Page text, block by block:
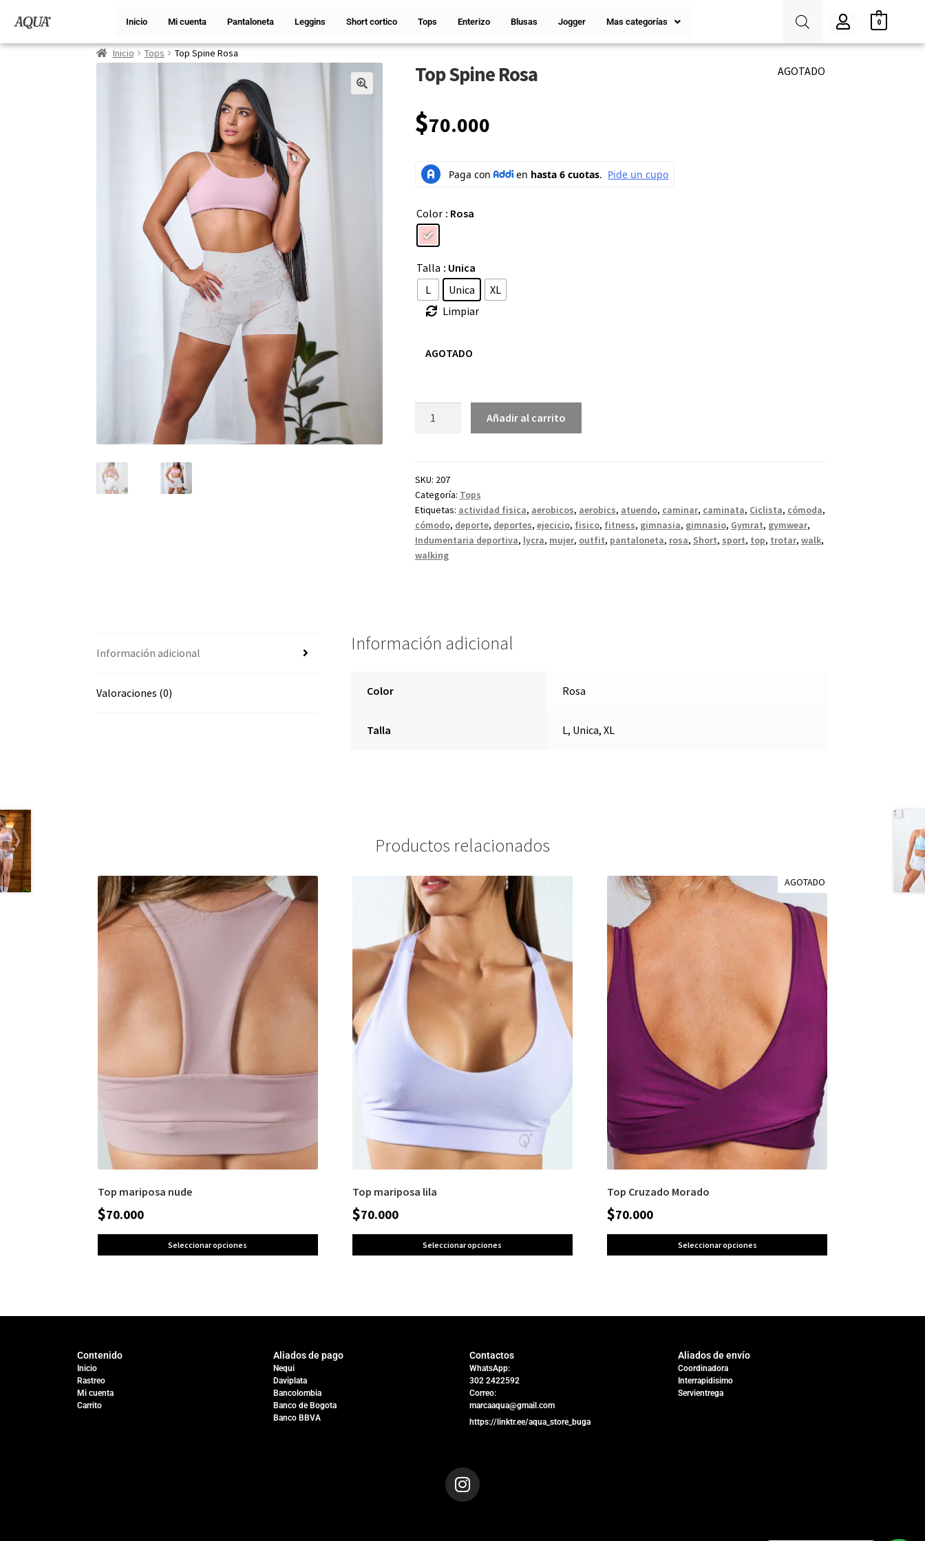
Inicio Mi cuenta Pantaloneta Leggins Short cortico Tops Enterizo Blusas Jogger Mas categorías 0
Inicio Tops Top Spine Rosa
AGOTADO
Top Spine Rosa
$70.000
Color : Rosa
Talla : Unica
L
Unica
XL
Limpiar
AGOTADO
Añadir al carrito
SKU: 207
Categoría: Tops
Etiquetas: actividad fisica, aerobicos, aerobics, atuendo, caminar, caminata, Ciclista, cómoda,
cómodo, deporte, deportes, ejecicio, fisico, fitness, gimnasia, gimnasio, Gymrat, gymwear,
Indumentaria deportiva, lycra, mujer, outfit, pantaloneta, rosa, Short, sport, top, trotar, walk,
walking
Información adicional
Valoraciones (0)
Información adicional
Color Rosa
Talla L, Unica, XL
Productos relacionados
Top mariposa nude
$70.000
Seleccionar opciones
Top mariposa lila
$70.000
Seleccionar opciones
AGOTADO
Top Cruzado Morado
$70.000
Seleccionar opciones
Contenido
Inicio
Rastreo
Mi cuenta
Carrito
Aliados de pago
Nequi
Daviplata
Bancolombia
Banco de Bogota
Banco BBVA
Contactos
WhatsApp:
302 2422592
Correo:
marcaaqua@gmail.com
https://linktr.ee/aqua_store_buga
Aliados de envío
Coordinadora
Interrapidisimo
Servientrega